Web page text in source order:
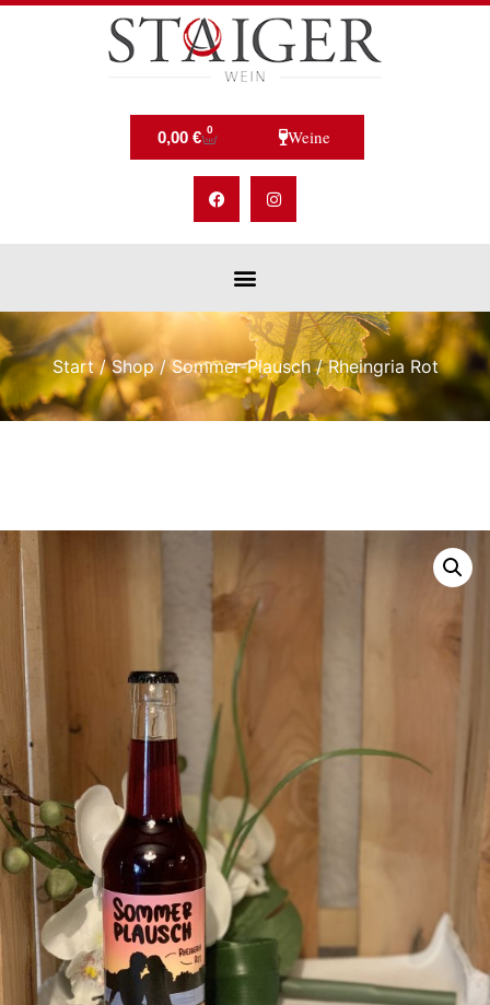
0,00 € 0 Weine
Start/Shop/Sommer-Plausch/ Rheingria Rot